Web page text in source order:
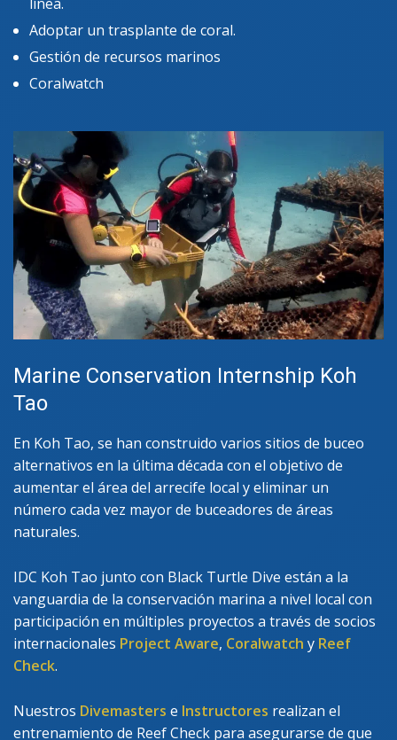
Adoptar un trasplante de coral.
Gestión de recursos marinos
Coralwatch
Marine Conservation Internship Koh
Tao
En Koh Tao, se han construido varios sitios de buceo
alternativos en la última década con el objetivo de
aumentar el área del arrecife local y eliminar un
número cada vez mayor de buceadores de áreas
naturales.
IDC Koh Tao junto con Black Turtle Dive están a la
vanguardia de la conservación marina a nivel local con
participación en múltiples proyectos a través de socios
internacionales Project Aware, Coralwatch y Reef
Check.
Nuestros Divemasters e Instructores realizan el
entrenamiento de Reef Check para asegurarse de que